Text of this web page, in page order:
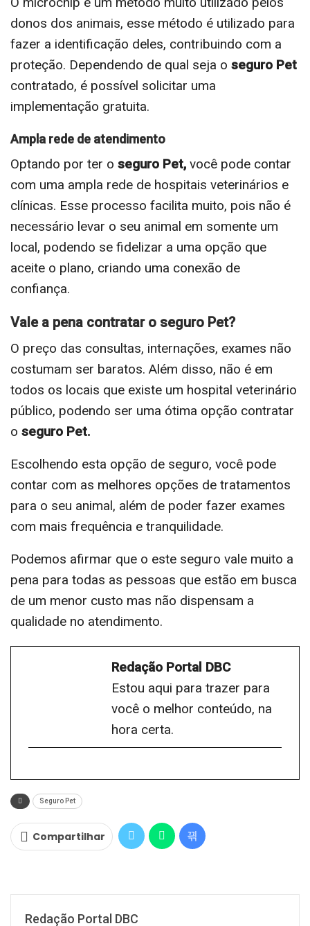
donos dos animais, esse método é utilizado para
fazer a identificação deles, contribuindo com a
proteção. Dependendo de qual seja o seguro Pet
contratado, é possível solicitar uma
implementação gratuita.
Ampla rede de atendimento
Optando por ter o seguro Pet, você pode contar
com uma ampla rede de hospitais veterinários e
clínicas. Esse processo facilita muito, pois não é
necessário levar o seu animal em somente um
local, podendo se fidelizar a uma opção que
aceite o plano, criando uma conexão de
confiança.
Vale a pena contratar o seguro Pet?
O preço das consultas, internações, exames não
costumam ser baratos. Além disso, não é em
todos os locais que existe um hospital veterinário
público, podendo ser uma ótima opção contratar
o seguro Pet.
Escolhendo esta opção de seguro, você pode
contar com as melhores opções de tratamentos
para o seu animal, além de poder fazer exames
com mais frequência e tranquilidade.
Podemos afirmar que o este seguro vale muito a
pena para todas as pessoas que estão em busca
de um menor custo mas não dispensam a
qualidade no atendimento.
Redação Portal DBC
Estou aqui para trazer para
você o melhor conteúdo, na
hora certa.
Seguro Pet
Compartilhar
Redação Portal DBC